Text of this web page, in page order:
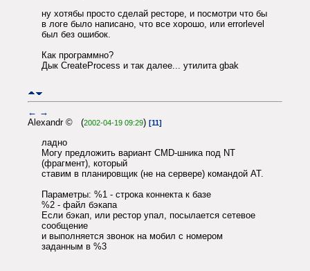
ну хотябы просто сделай ресторе, и посмотри что бы
в логе было написано, что все хорошо, или errorlevel
был без ошибок.
Как программно?
Дык CreateProcess и так далее... утилита gbak
← →
Alexandr © (2002-04-19 09:29) [11]
ладно
Могу предложить вариант CMD-шника под NT
(фрагмент), который
ставим в планировщик (не на сервере) командой AT.
Параметры: %1 - строка коннекта к базе
%2 - файл бэкапа
Если бэкап, или рестор упал, посылается сетевое
сообщение
и выполняется звонок на мобил с номером
заданным в %3